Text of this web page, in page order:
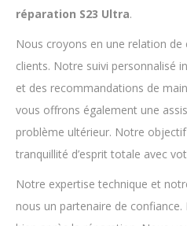
réparation S23 Ultra.
Nous croyons en une relation
clients. Notre suivi personnalisé
et des recommandations de
vous offrons également une
problème ultérieur. Notre
tranquillité d’esprit totale avec
Notre expertise technique et
nous un partenaire de